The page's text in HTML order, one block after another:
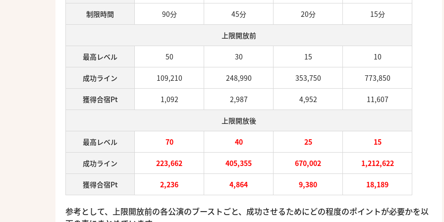
制限時間 90分 45分 20分 15分
上限開放前
最高レベル 50 30 15 10
成功ライン 109,210 248,990 353,750 773,850
獲得合宿Pt 1,092 2,987 4,952 11,607
上限開放後
最高レベル 70 40 25 15
成功ライン 223,662 405,355 670,002 1,212,622
獲得合宿Pt 2,236 4,864 9,380 18,189
参考として、上限開放前の各公演のブーストごと、成功させるためにどの程度のポイントが必要かを以